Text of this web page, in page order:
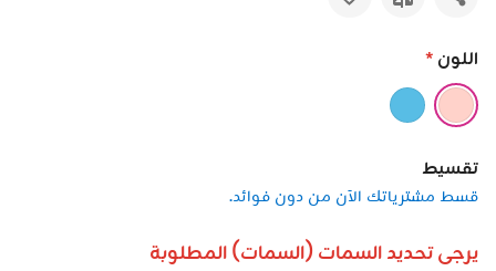
اللون *
تقسيط
قسط مشترياتك الآن من دون فوائد.
يرجى تحديد السمات (السمات) المطلوبة